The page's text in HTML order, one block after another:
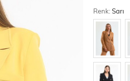
Renk:Sarı